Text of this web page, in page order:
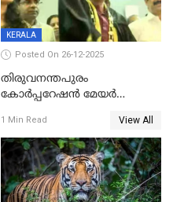
KERALA
Posted On 26-12-2025
തിരുവനന്തപുരം
കോര്‍പ്പറേഷന്‍ മേയര്‍
ഹൈക്കോടതിയിലേക്ക്;
സത്യപ്രതിജ്ഞ ചടങ്ങില്‍
ചട്ടലംഘനമെന്ന് പാർട്ടി
1 Min Read View All